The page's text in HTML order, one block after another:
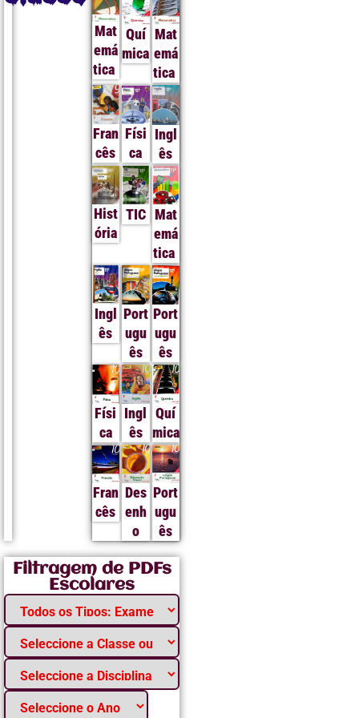
Mat
emá
tica
Quí
mica
Mat
emá
tica
Fran
cês
Físi
ca
Ingl
ês
Hist
ória
TIC Mat
emá
tica
Ingl
ês
Port
ugu
ês
Port
ugu
ês
Físi
ca
Ingl
ês
Quí
mica
Fran
cês
Des
enh
o
Port
ugu
ês
Filtragem de PDFs
Escolares